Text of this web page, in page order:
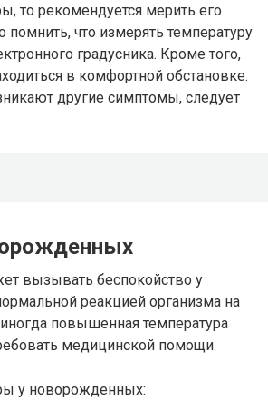
то рекомендуется мерить его
что измерять температуру
градусника. Кроме того,
в комфортной обстановке.
другие симптомы, следует
вызывать беспокойство у
реакцией организма на
повышенная температура
медицинской помощи.
у новорожденных: